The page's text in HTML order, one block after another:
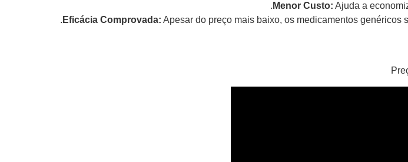
Menor Custo: Ajuda a
Eficácia Comprovada: Apesar do preço mais baixo, os medicamentos genéricos